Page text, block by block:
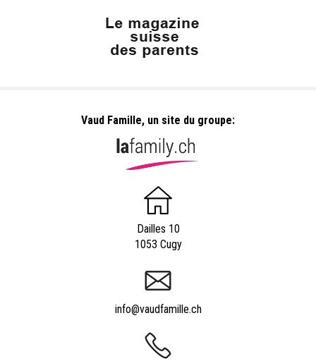
Vaud Famille, un site du groupe:
Dailles 10
1053 Cugy
info@vaudfamille.ch